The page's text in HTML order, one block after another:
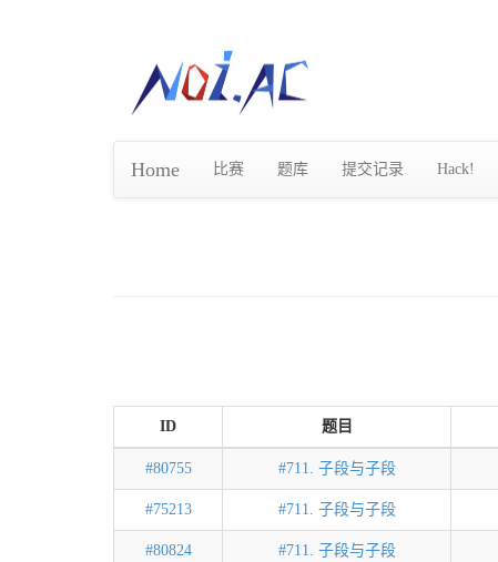
Home 比赛 题库 提交记录 Hack!
ID 题目
#80755 #711. 子段与子段
#75213 #711. 子段与子段
#80824 #711. 子段与子段